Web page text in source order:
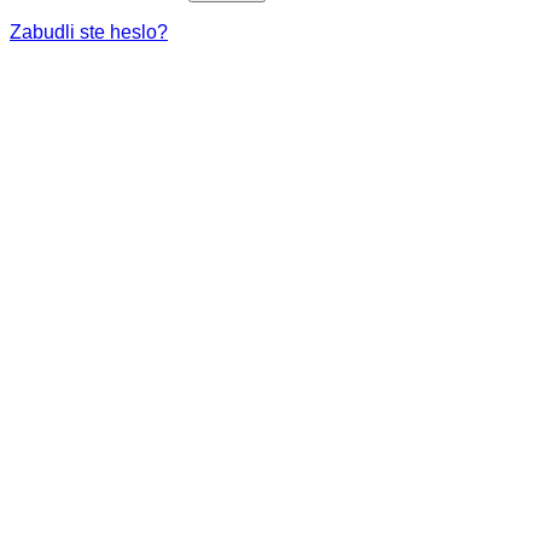
Zabudli ste heslo?